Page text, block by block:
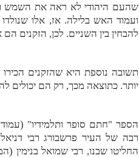
ועמוד האש בלילה. אז, אלו
להבחין בין השניים. לכן, הזקנים
תשובה נוספת היא שהזקנים
יותר. כתוצאה מכך, רק הם יכולים
הספר "חתם סופר ותלמידיו"
החליטו שבנו, רבי שמואל בנימין